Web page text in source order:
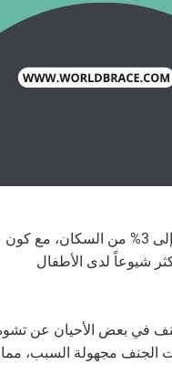
الجنف هو حالة طبية تؤثر على انحناء العمود الفقري. وهو حالة شائعة تصيب ما يقرب من 2 إلى 3% من السكان، مع كون
شيوعاً لدى الأطفال
في بعض الأحيان عن
الجنف مجهولة السبب، مما